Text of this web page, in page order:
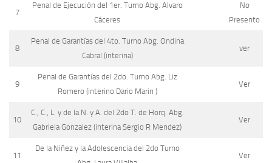
7
Penal de Ejecución del 1er. Turno Abg. Alvaro
Cáceres
No
Presento
8
Penal de Garantías del 4to. Turno Abg. Ondina
Cabral (interina)
ver
9
Penal de Garantías del 2do. Turno Abg. Liz
Romero (interino Dario Marin )
Ver
10
C., C., L. y de la N. y A. del 2do T. de Horq. Abg.
Gabriela Gonzalez (interina Sergio R Mendez)
Ver
11
De la Niñez y la Adolescencia del 2do Turno
Ver